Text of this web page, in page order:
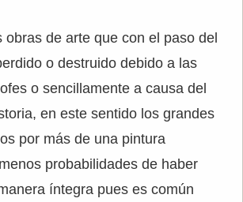
obras de arte que con el paso del
o destruido debido a las
o sencillamente a causa del
en este sentido los grandes
por más de una pintura
probabilidades de haber
íntegra pues es común